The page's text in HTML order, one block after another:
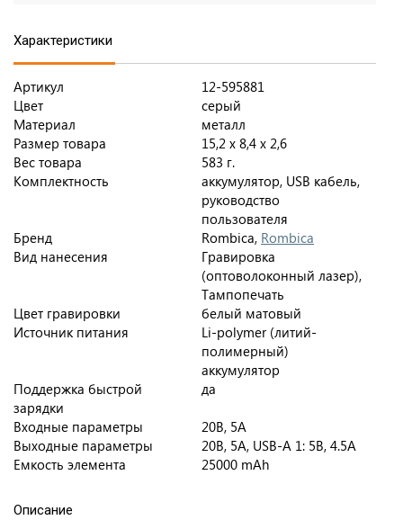
Характеристики
Артикул
12-595881
Цвет
серый
Материал
металл
Размер товара
15,2 x 8,4 x 2,6
Вес товара
583 г.
Комплектность
аккумулятор, USB кабель,
руководство
пользователя
Бренд
Rombica, Rombica
Вид нанесения
Гравировка
(оптоволоконный лазер),
Тампопечать
Цвет гравировки
белый матовый
Источник питания
Li-polymer (литий-
полимерный)
аккумулятор
Поддержка быстрой
зарядки
да
Входные параметры
20В, 5A
Выходные параметры
20В, 5A, USB-А 1: 5В, 4.5A
Емкость элемента
25000 mAh
Описание